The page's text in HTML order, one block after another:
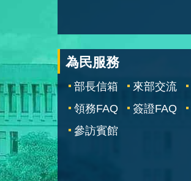
為民服務
部長信箱 來部交流
領務FAQ
簽證FAQ
參訪賓館